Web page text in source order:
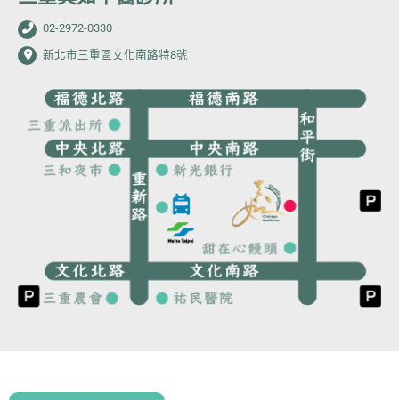
02-2972-0330
新北市三重區文化南路特8號